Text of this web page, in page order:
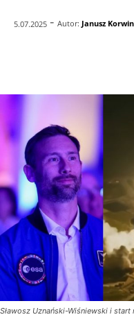
5.07.2025 - Autor: Janusz
Sławosz Uznański-Wiśniewski i